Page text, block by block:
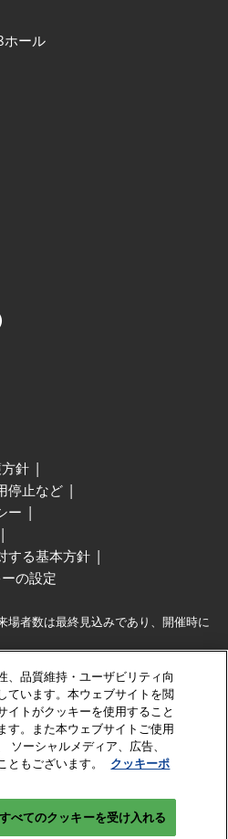
ホール
針
停止など
ー
する基本方針
の設定
場者数は最終見込みであり、開催時に
および製品展示面積の比較。
、共同出展するグループ企業・パート
、品質維持・ユーザビリティ向
ています。本ウェブサイトを閲
イトがクッキーを使用すること
す。また本ウェブサイトご使用
ソーシャルメディア、広告、
ともございます。
クッキーポ
すべてのクッキーを受け入れる